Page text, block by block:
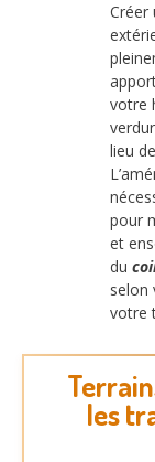
Créer
votre
lieu
pour
et
du
selon
votre
les